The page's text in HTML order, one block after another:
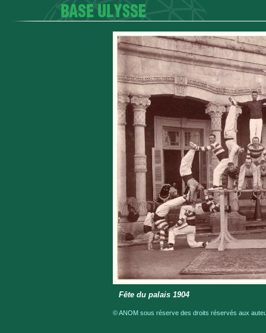
Fête du palais 1904
© ANOM sous réserve des droits réservés aux